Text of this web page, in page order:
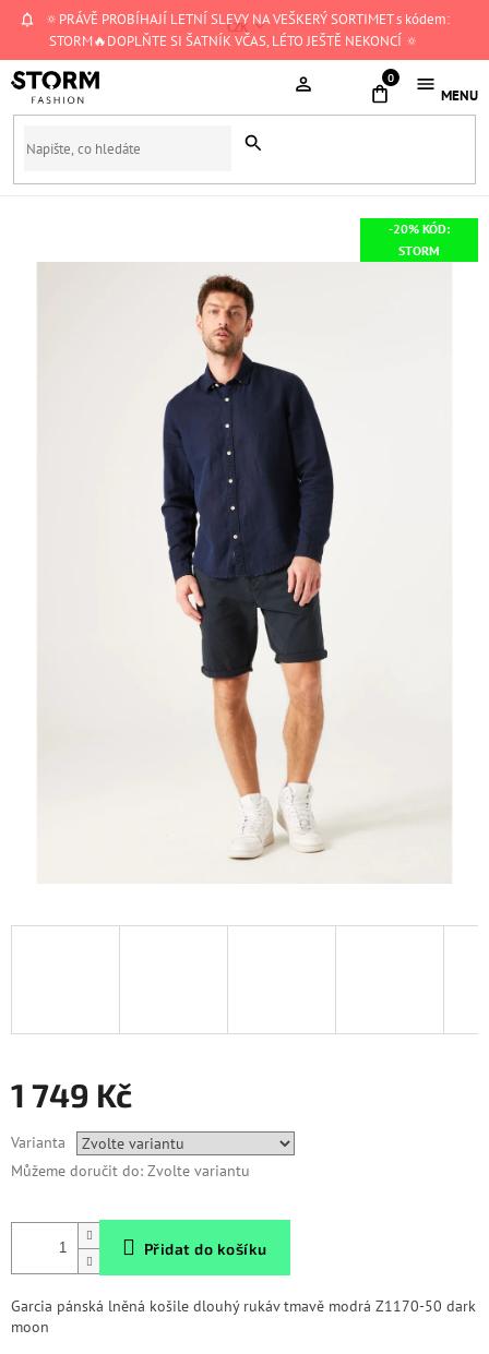
Přejít
🔅PRÁVĚ PROBÍHAJÍ LETNÍ SLEVY NA VEŠKERÝ SORTIMET s kódem:
STORM🔥DOPLŇTE SI ŠATNÍK VČAS, LÉTO JEŠTĚ NEKONCÍ 🔅
CZK
NÁKUPNÍ
-20% KÓD:
STORM
1 749 Kč
cena:
Varianta
Můžeme doručit do: Zvolte variantu
Přidat do košíku
Garcia pánská lněná košile dlouhý rukáv tmavě modrá Z1170-50 dark
moon